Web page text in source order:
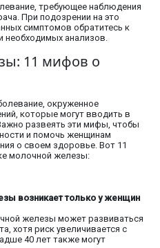
требующее наблюдения
При подозрении на это
симптомов обратитесь к
необходимых анализов.
11 мифов о
окруженное
которые могут вводить в
развеять эти мифы, чтобы
и помочь женщинам
о своем здоровье. Вот 11
молочной железы:
возникает только у женщин
железы может развиваться
хотя риск увеличивается с
40 лет также могут